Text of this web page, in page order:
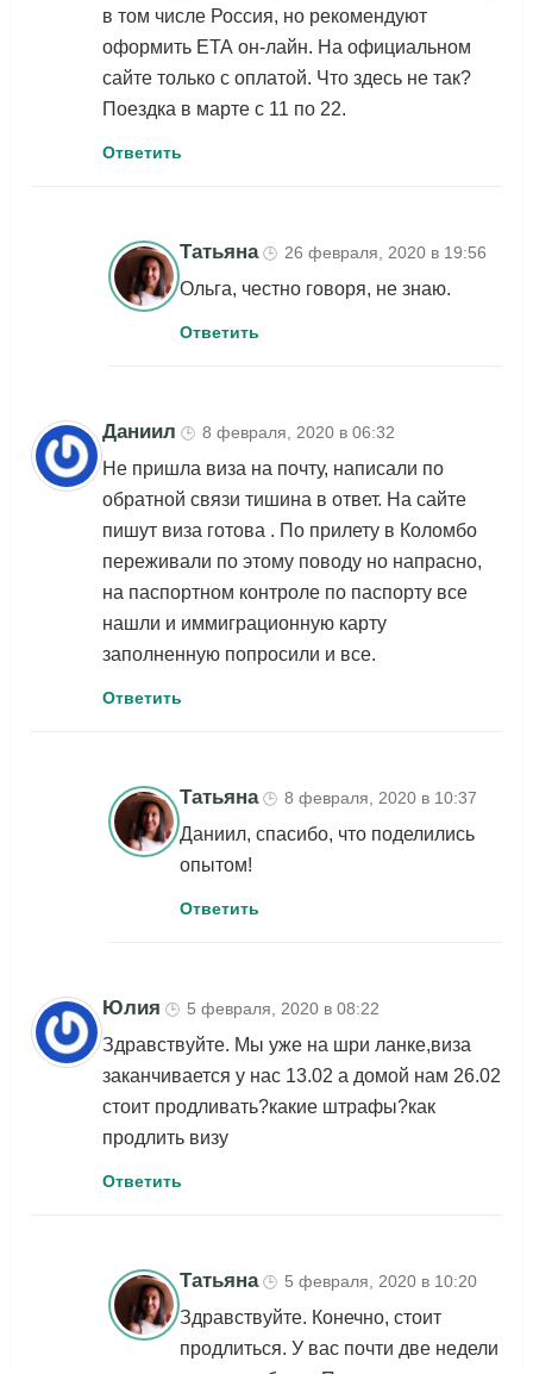
в том числе Россия, но рекомендуют
оформить ЕТА он-лайн. На официальном
сайте только с оплатой. Что здесь не так?
Поездка в марте с 11 по 22.
Ответить
Татьяна 🕒 26 февраля, 2020 в 19:56
Ольга, честно говоря, не знаю.
Ответить
Даниил 🕒 8 февраля, 2020 в 06:32
Не пришла виза на почту, написали по
обратной связи тишина в ответ. На сайте
пишут виза готова . По прилету в Коломбо
переживали по этому поводу но напрасно,
на паспортном контроле по паспорту все
нашли и иммиграционную карту
заполненную попросили и все.
Ответить
Татьяна 🕒 8 февраля, 2020 в 10:37
Даниил, спасибо, что поделились
опытом!
Ответить
Юлия 🕒 5 февраля, 2020 в 08:22
Здравствуйте. Мы уже на шри ланке,виза
заканчивается у нас 13.02 а домой нам 26.02
стоит продливать?какие штрафы?как
продлить визу
Ответить
Татьяна 🕒 5 февраля, 2020 в 10:20
Здравствуйте. Конечно, стоит
продлиться. У вас почти две недели